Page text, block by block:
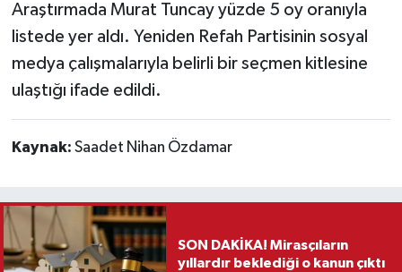
Araştırmada Murat Tuncay yüzde 5 oy oranıyla
listede yer aldı. Yeniden Refah Partisinin sosyal
medya çalışmalarıyla belirli bir seçmen kitlesine
ulaştığı ifade edildi.
Kaynak: Saadet Nihan Özdamar
SON DAKİKA! Mirasçıların
yıllardır beklediği o kanun çıktı